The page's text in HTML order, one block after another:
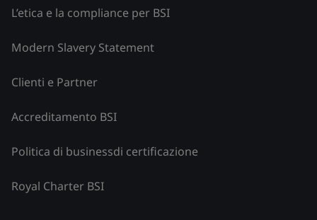
L’etica e la compliance per BSI
Modern Slavery Statement
Clienti e Partner
Accreditamento BSI
Politica di businessdi certificazione
Royal Charter BSI